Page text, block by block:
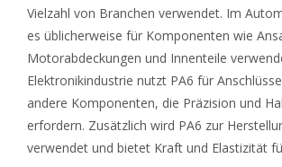
Vielzahl von Branchen verwendet. Im
es üblicherweise für Komponenten wie
Motorabdeckungen und Innenteile
Elektronikindustrie nutzt PA6 für
andere Komponenten, die Präzision und
erfordern. Zusätzlich wird PA6 zur
verwendet und bietet Kraft und Elastizität